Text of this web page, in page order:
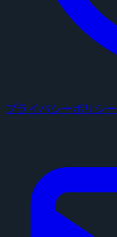
プライバシーポリシー